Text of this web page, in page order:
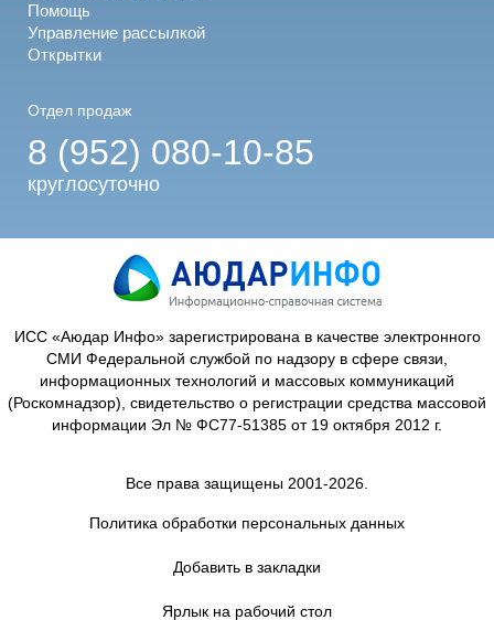
Помощь
Управление рассылкой
Открытки
Отдел продаж
8 (952) 080-10-85
круглосуточно
ИСС «Аюдар Инфо» зарегистрирована в качестве электронного
СМИ Федеральной службой по надзору в сфере связи,
информационных технологий и массовых коммуникаций
(Роскомнадзор), свидетельство о регистрации средства массовой
информации Эл № ФС77-51385 от 19 октября 2012 г.
Все права защищены 2001-2026.
Политика обработки персональных данных
Добавить в закладки
Ярлык на рабочий стол